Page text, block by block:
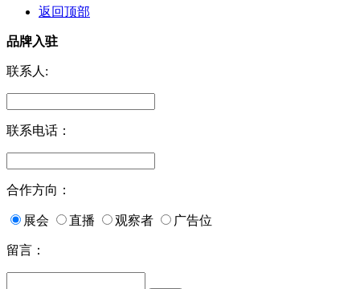
返回顶部
品牌入驻
联系人:
联系电话：
合作方向：
展会 直播 观察者 广告位
留言：